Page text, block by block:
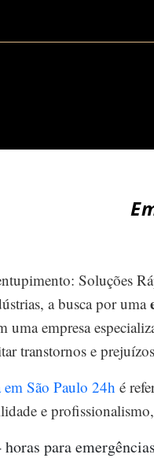
Soluções
a busca por uma
uma empresa
transtornos e
São Paulo 24h é
e
para emergências